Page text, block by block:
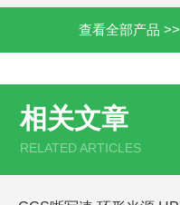
查看全部产品 >>
相关文章
RELATED ARTICLES